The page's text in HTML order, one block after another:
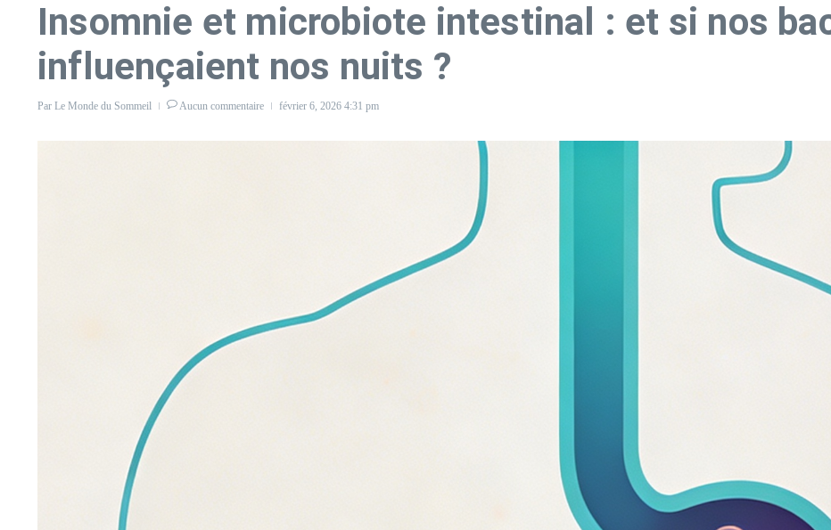
Insomnie et microbiote intestinal : et si nos
influençaient nos nuits ?
Par Le Monde du Sommeil Aucun commentaire février 6, 2026 4:31 pm